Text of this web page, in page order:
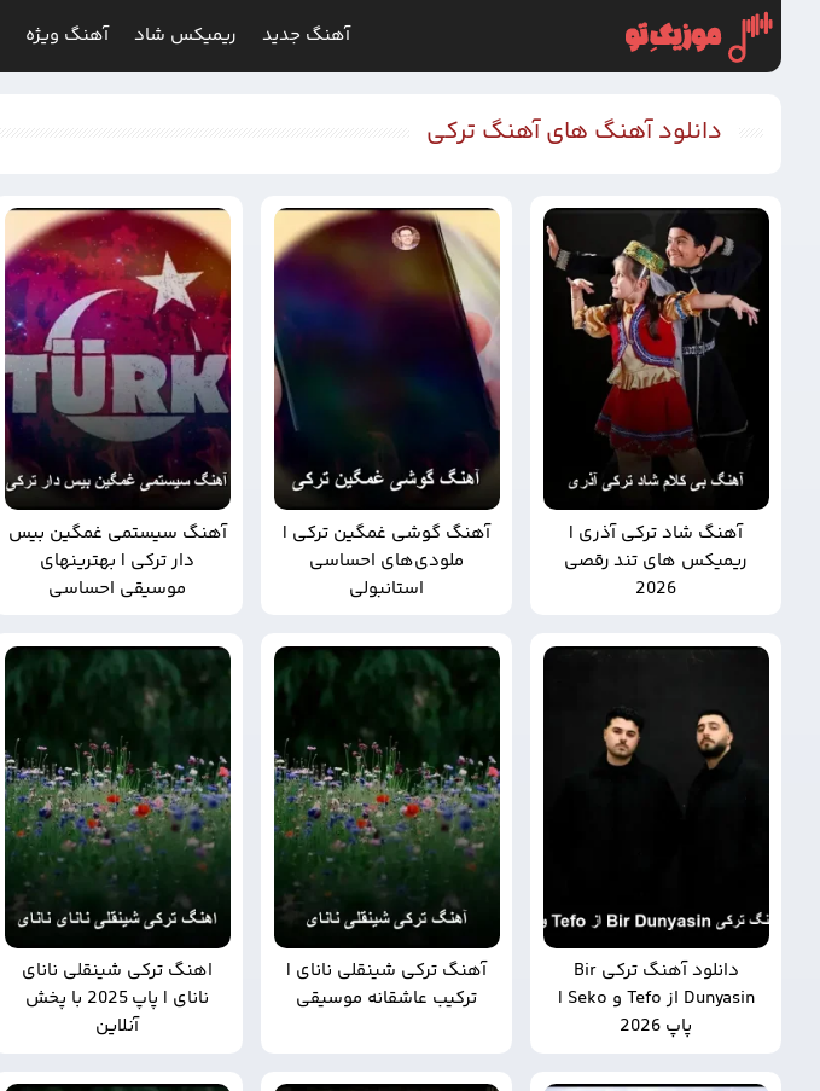
آهنگ جدید ریمیکس شاد آهنگ ویژه
دانلود آهنگ های آهنگ ترکی
آهنگ شاد ترکی آذری |
ریمیکس های تند رقصی
2026
آهنگ گوشی غمگین ترکی |
ملودی‌های احساسی
استانبولی
آهنگ سیستمی غمگین بیس
دار ترکی | بهترینهای
موسیقی احساسی
دانلود آهنگ ترکی Bir
Dunyasin از Tefo و Seko |
پاپ 2026
آهنگ ترکی شینقلی نانای |
ترکیب عاشقانه موسیقی
اهنگ ترکی شینقلی نانای
نانای | پاپ 2025 با پخش
آنلاین